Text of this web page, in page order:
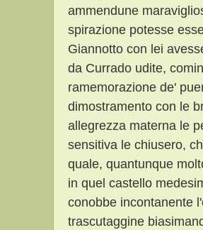
ammendune
spirazione potesse
Giannotto con lei
da Currado udite,
ramemorazione de'
dimostramento con le
allegrezza materna le
sensitiva le chiusero,
quale, quantunque
in quel castello
conobbe incontanente
trascutaggine